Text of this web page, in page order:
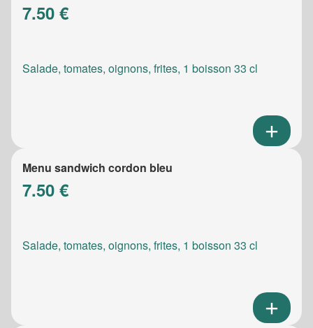
7.50 €
Salade, tomates, oignons, frites, 1 boisson 33 cl
Menu sandwich cordon bleu
7.50 €
Salade, tomates, oignons, frites, 1 boisson 33 cl